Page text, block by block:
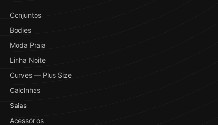
Conjuntos
Bodies
Moda Praia
Linha Noite
Curves — Plus Size
Calcinhas
Saias
Acessórios